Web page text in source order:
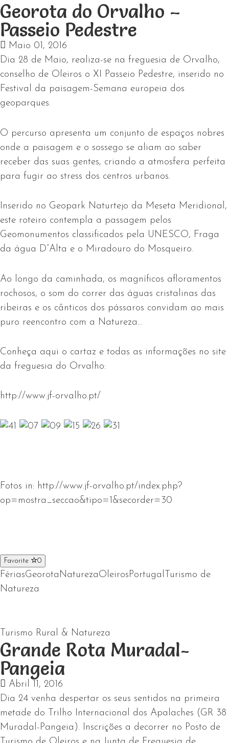
Georota do Orvalho –
Passeio Pedestre
Maio 01, 2016
Dia 28 de Maio, realiza-se na freguesia de Orvalho,
conselho de Oleiros o XI Passeio Pedestre, inserido no
Festival da paisagem-Semana europeia dos
geoparques.
O percurso apresenta um conjunto de espaços nobres
onde a paisagem e o sossego se aliam ao saber
receber das suas gentes, criando a atmosfera perfeita
para fugir ao stress dos centros urbanos.
Inserido no Geopark Naturtejo da Meseta Meridional,
este roteiro contempla a passagem pelos
Geomonumentos classificados pela UNESCO, Fraga
da água D”Alta e o Miradouro do Mosqueiro.
Ao longo da caminhada, os magníficos afloramentos
rochosos, o som do correr das águas cristalinas das
ribeiras e os cânticos dos pássaros convidam ao mais
puro reencontro com a Natureza…
Conheça aqui o cartaz e todas as informações no site
da freguesia do Orvalho:
http://www.jf-orvalho.pt/
Fotos in: http://www.jf-orvalho.pt/index.php?
op=mostra_seccao&tipo=1&secorder=30
Favorite 0
FériasGeorota NaturezaOleiros Portugal
Turismo de
Natureza
Turismo Rural & Natureza
Grande Rota Muradal-
Pangeia
Abril 11, 2016
Dia 24 venha despertar os seus sentidos na primeira
metade do Trilho Internacional dos Apalaches (GR 38
Muradal-Pangeia). Inscrições a decorrer no Posto de